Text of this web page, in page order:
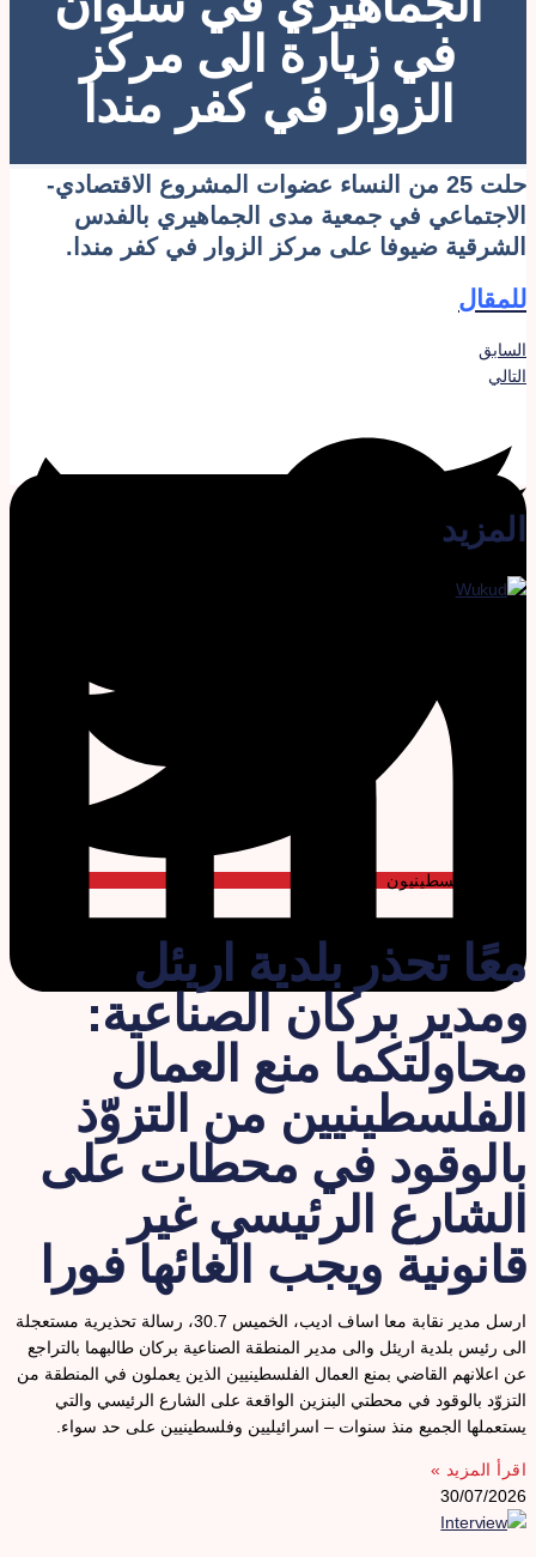
في زيارة الى مركز
الزوار في كفر مندا
حلت 25 من النساء عضوات المشروع الاقتصادي-
الاجتماعي في جمعية مدى الجماهيري بالفدس
الشرقية ضيوفا على مركز الزوار في كفر مندا.
للمقال
السابق
التالي
المزيد
عمال فلسطينيون
معًا تحذر بلدية اريئل
ومدير بركان الصناعية:
محاولتكما منع العمال
الفلسطينيين من التزوّذ
بالوقود في محطات على
الشارع الرئيسي غير
قانونية ويجب الغائها فورا
ارسل مدير نقابة معا اساف اديب، الخميس 30.7، رسالة تحذيرية مستعجلة
الى رئيس بلدية اريئل والى مدير المنطقة الصناعية بركان طالبهما بالتراجع
عن اعلانهم القاضي بمنع العمال الفلسطينيين الذين يعملون في المنطقة من
التزوّد بالوقود في محطتي البنزين الواقعة على الشارع الرئيسي والتي
يستعملها الجميع منذ سنوات – اسرائيليين وفلسطينيين على حد سواء.
اقرأ المزيد »
30/07/2026